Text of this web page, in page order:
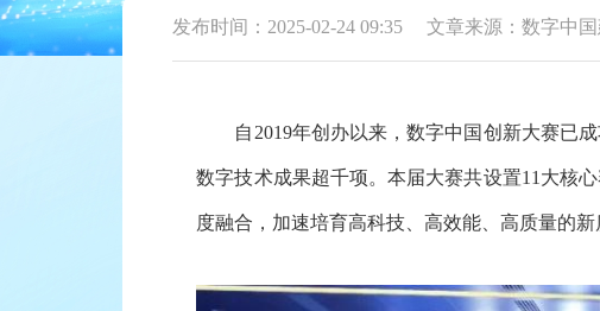
发布时间：2025-02-24 09:35 文章来源：数字中
自2019年创办以来，数字中国创新大赛已成
数字技术成果超千项。本届大赛共设置11大核
度融合，加速培育高科技、高效能、高质量的新